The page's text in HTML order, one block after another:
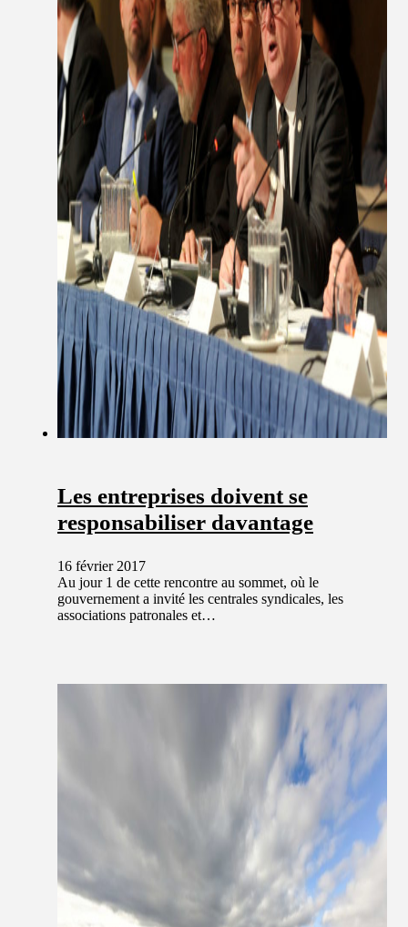
Les entreprises doivent se
responsabiliser davantage
16 février 2017
Au jour 1 de cette rencontre au sommet, où le
gouvernement a invité les centrales syndicales, les
associations patronales et…